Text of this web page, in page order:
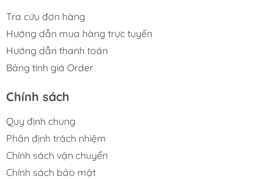
————— M FIGURE———————
🏠 Add: Hoàng Liệt, Hoàng Mai, Hà Nội
🏢 Tell: 098.777.00.35 or 090.345.2816
⌚️ Opening: 09:00 - 20:00 (EveryDay)
#figure #mo_hinh #mo_hinh_nhan_vat
#mo_hinh_anime #anime_figure #figure
#mo_hinh_chinh_hang #mo_hinh_figure
#figure_chinh_hang #mo_hinh_tinh #nendoroid
#gameprize #scalefigure #echidna #rezero #bandai
Tra cứu đơn hàng
Hướng dẫn mua hàng trực tuyến
Hướng dẫn thanh toán
Bảng tính giá Order
Chính sách
Quy định chung
Phân định trách nhiệm
Chính sách vận chuyển
Chính sách bảo mật